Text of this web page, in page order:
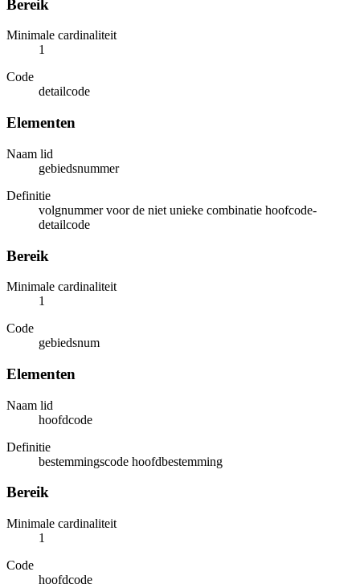
Bereik
Minimale cardinaliteit
1
Code
detailcode
Elementen
Naam lid
gebiedsnummer
Definitie
volgnummer voor de niet unieke combinatie hoofcode-
detailcode
Bereik
Minimale cardinaliteit
1
Code
gebiedsnum
Elementen
Naam lid
hoofdcode
Definitie
bestemmingscode hoofdbestemming
Bereik
Minimale cardinaliteit
1
Code
hoofdcode